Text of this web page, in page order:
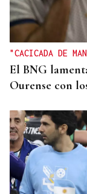
"CACICADA DE
El BNG
Ourense con